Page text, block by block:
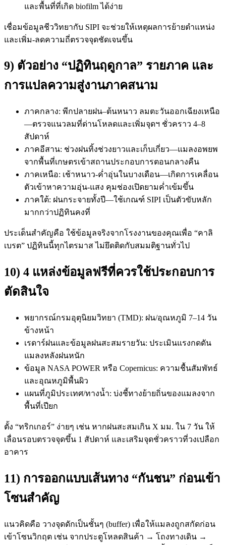
และพื้นที่ที่เกิด biofilm ได้ง่าย
เชื่อมข้อมูลชีววิทยากับ SIPI จะช่วยให้เหตุผลการย้ายตำแหน่ง
และเพิ่ม-ลดความถี่ตรวจจุดชัดเจนขึ้น
9) ตัวอย่าง “ปฏิทินฤดูกาล” รายภาค และ
การแปลความสู่งานภาคสนาม
ภาคกลาง: พีกปลายฝน–ต้นหนาว ลมตะวันออกเฉียงเหนือ
—ตรวจแนวลมที่ด่านโหลดและเพิ่มจุดฯ ชั่วคราว 4–8
สัปดาห์
ภาคอีสาน: ช่วงฝนทิ้งช่วงยาวและเก็บเกี่ยว—แมลงอพยพ
จากพื้นที่เกษตรเข้าสถานประกอบการตอนกลางคืน
ภาคเหนือ: เช้าหนาว-ค่ำอุ่นในบางเดือน—เกิดการเคลื่อน
ตัวเข้าหาความอุ่น-แสง คุมช่องเปิดยามค่ำเข้มขึ้น
ภาคใต้: ฝนกระจายทั้งปี—ใช้เกณฑ์ SIPI เป็นตัวขับหลัก
มากกว่าปฏิทินคงที่
ประเด็นสำคัญคือ ใช้ข้อมูลจริงจากโรงงานของคุณเพื่อ “คาลิ
เบรต” ปฏิทินนี้ทุกไตรมาส ไม่ยึดติดกับสมมติฐานทั่วไป
10) 4 แหล่งข้อมูลฟรีที่ควรใช้ประกอบการ
ตัดสินใจ
พยากรณ์กรมอุตุนิยมวิทยา (TMD): ฝน/อุณหภูมิ 7–14 วัน
ข้างหน้า
เรดาร์ฝนและข้อมูลฝนสะสมรายวัน: ประเมินแรงกดดัน
แมลงหลังฝนหนัก
ข้อมูล NASA POWER หรือ Copernicus: ความชื้นสัมพัทธ์
และอุณหภูมิพื้นผิว
แผนที่ภูมิประเทศ/ทางน้ำ: บ่งชี้ทางย้ายถิ่นของแมลงจาก
พื้นที่เปียก
ตั้ง “ทริกเกอร์” ง่ายๆ เช่น หากฝนสะสมเกิน X มม. ใน 7 วัน ให้
เลื่อนรอบตรวจจุดขึ้น 1 สัปดาห์ และเสริมจุดชั่วคราวที่วงเปลือก
อาคาร
11) การออกแบบเส้นทาง “กันชน” ก่อนเข้า
โซนสำคัญ
แนวคิดคือ วางจุดดักเป็นชั้นๆ (buffer) เพื่อให้แมลงถูกสกัดก่อน
เข้าโซนวิกฤต เช่น จากประตูโหลดสินค้า → โถงทางเดิน →